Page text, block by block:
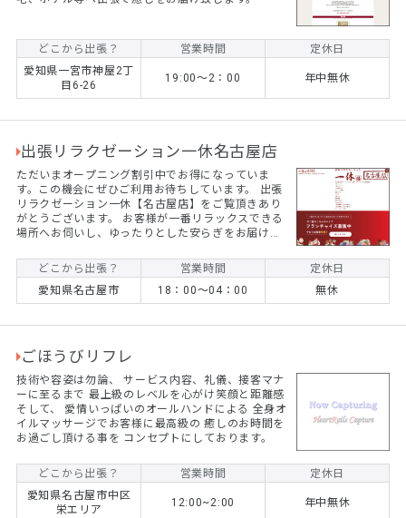
どこから出張？ 営業時間
定休日
愛知県一宮市神屋2丁
目6-26
19:00～2：00 年中無休
出張リラクゼーション一休名古屋店
ただいまオープニング割引中でお得になっていま
す。この機会にぜひご利用お待ちしています。 出張
リラクゼーション一休【名古屋店】をご覧頂きあり
がとうございます。 お客様が一番リラックスできる
場所へお伺いし、ゆったりとした安らぎをお届け致
状のお客様からご愛好賜っております。 一休では、
お客様お一人お一人に寄り添って、環境や状況やメ
ンタルに合わせて施術をご提供させて頂く事をモッ
トーにしております。 勿論、カップルやご夫婦、お
で頂いております...
どこから出張？ 営業時間
定休日
愛知県名古屋市
18：00～04：00 無休
ごほうびリフレ
技術や容姿は勿論、 サービス内容、礼儀、接客マナ
ーに至るまで 最上級のレベルを心がけ笑顔と距離感
そして、 愛情いっぱいのオールハンドによる 全身オ
イルマッサージでお客様に最高級の 癒しのお時間を
お過ごし頂ける事を コンセプトにしております。
どこから出張？ 営業時間
定休日
愛知県名古屋市中区
栄エリア
12:00~2:00 年中無休